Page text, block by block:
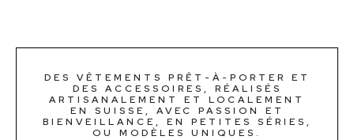
DES VÊTEMENTS PRÊT-À-PORTER ET
DES ACCESSOIRES, RÉALISÉS
ARTISANALEMENT ET LOCALEMENT
EN SUISSE, AVEC PASSION ET
BIENVEILLANCE, EN PETITES SÉRIES,
OU MODÈLES UNIQUES.